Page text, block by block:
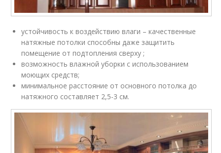
устойчивость к воздействию влаги – качественные
натяжные потолки способны даже защитить
помещение от подтопления сверху ;
возможность влажной уборки с использованием
моющих средств;
минимальное расстояние от основного потолка до
натяжного составляет 2,5-3 см.